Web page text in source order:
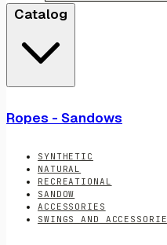
Catalog
Ropes - Sandows
SYNTHETIC
NATURAL
RECREATIONAL
SANDOW
ACCESSORIES
SWINGS AND